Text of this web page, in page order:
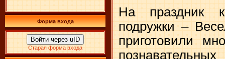
Форма входа
Войти через uID
Старая форма входа
На праздник
подружки –
приготовили